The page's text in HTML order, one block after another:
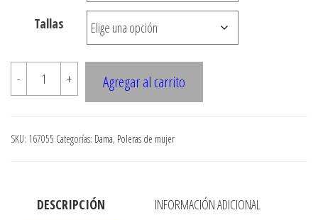
hasta
$7.900
Tallas
-
16705
POLERA
MANGA
PESTANA,
EN
+ Agregar al carrito
SKU: 167055 Categorías: Dama, Poleras de mujer
DESCRIPCIÓN INFORMACIÓN ADICIONAL